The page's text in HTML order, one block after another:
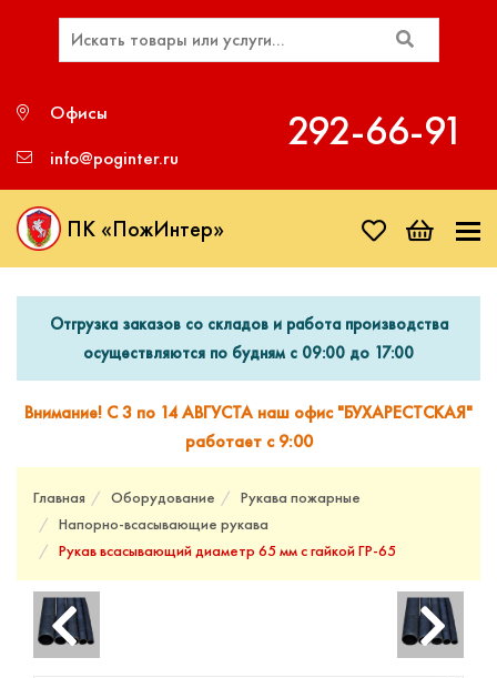
Офисы
info@poginter.ru
292‑66‑91
ПК «ПожИнтер»
Отгрузка заказов со складов и работа производства
осуществляются по будням с 09:00 до 17:00
Внимание! С 3 по 14 АВГУСТА наш офис "БУХАРЕСТСКАЯ"
работает с 9:00
Главная Оборудование
Рукава пожарные
Напорно-всасывающие рукава
Рукав всасывающий диаметр 65 мм с гайкой ГР-65